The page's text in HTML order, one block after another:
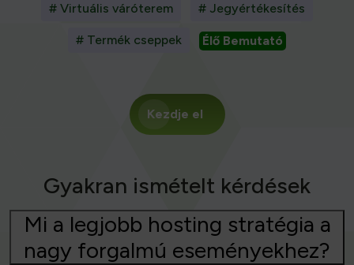
# Virtuális váróterem # Jegyértékesítés
# Termék cseppek Élő Bemutató
Kezdje el
Gyakran ismételt kérdések
Mi a legjobb hosting stratégia a
nagy forgalmú eseményekhez?